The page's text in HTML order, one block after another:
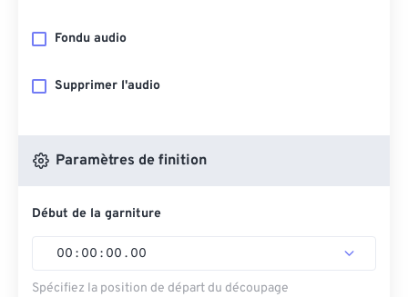
Fondu audio
Supprimer l'audio
Paramètres de finition
Début de la garniture
00 : 00 : 00 . 00
Spécifiez la position de départ du découpage